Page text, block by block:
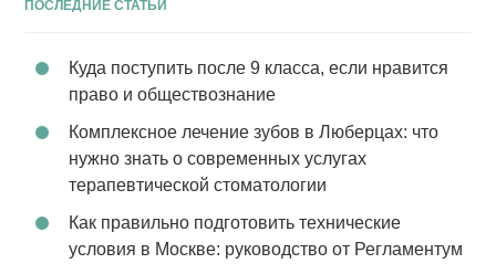
ПОСЛЕДНИЕ СТАТЬИ
Куда поступить после 9 класса, если нравится
право и обществознание
Комплексное лечение зубов в Люберцах: что
нужно знать о современных услугах
терапевтической стоматологии
Как правильно подготовить технические
условия в Москве: руководство от Регламентум